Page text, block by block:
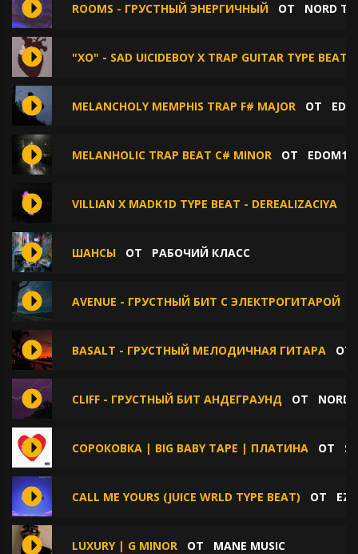
ROOMS - ГРУСТНЫЙ ЭНЕРГИЧНЫЙ ОТ NORD TIE
"XO" - SAD UICIDEBOY X TRAP GUITAR TYPE BEAT
MELANCHOLY MEMPHIS TRAP F# MAJOR ОТ
MELANHOLIC TRAP BEAT C# MINOR ОТ
VILLIAN X MADK1D TYPE BEAT - DEREALIZACIYA
ШАНСЫ ОТ РАБОЧИЙ КЛАСС
AVENUE - ГРУСТНЫЙ БИТ С ЭЛЕКТРОГИТАРОЙ
BASALT - ГРУСТНЫЙ МЕЛОДИЧНАЯ ГИТАРА
CLIFF - ГРУСТНЫЙ БИТ АНДЕГРАУНД ОТ NORD
СОРОКОВКА | BIG BABY TAPE | ПЛАТИНА ОТ
CALL ME YOURS (JUICE WRLD TYPE BEAT) ОТ
LUXURY | G MINOR ОТ MANE MUSIC